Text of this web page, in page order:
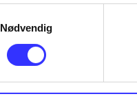
Nødvendig
...
...
...